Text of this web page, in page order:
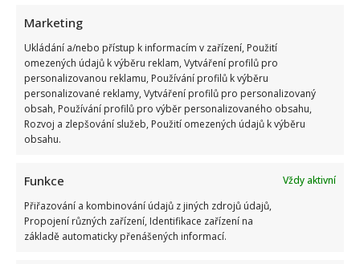
Marketing
Ukládání a/nebo přístup k informacím v zařízení, Použití
omezených údajů k výběru reklam, Vytváření profilů pro
personalizovanou reklamu, Používání profilů k výběru
personalizované reklamy, Vytváření profilů pro personalizovaný
obsah, Používání profilů pro výběr personalizovaného obsahu,
Rozvoj a zlepšování služeb, Použití omezených údajů k výběru
obsahu.
Funkce
Vždy aktivní
Přiřazování a kombinování údajů z jiných zdrojů údajů,
Propojení různých zařízení, Identifikace zařízení na
základě automaticky přenášených informací.